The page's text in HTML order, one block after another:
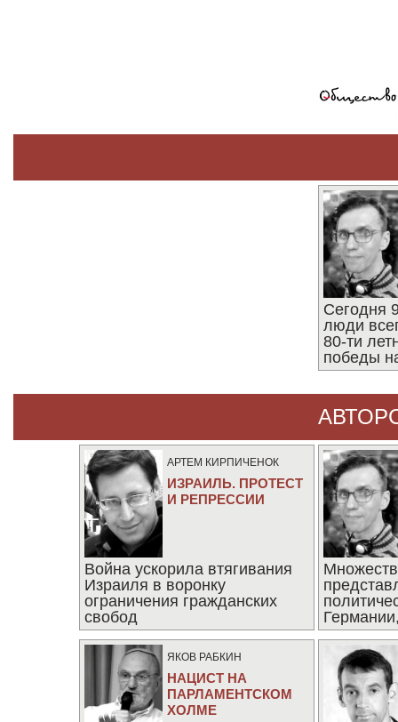
Сегодня
люди
80-ти
победы
АРТЕМ КИРПИЧЕНОК
ИЗРАИЛЬ. ПРОТЕСТ
И РЕПРЕССИИ
Война ускорила втягивания
Израиля в воронку
ограничения гражданских
свобод
ЯКОВ РАБКИН
НАЦИСТ НА
ПАРЛАМЕНТСКОМ
ХОЛМЕ